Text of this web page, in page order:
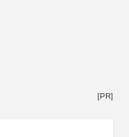
[PR]